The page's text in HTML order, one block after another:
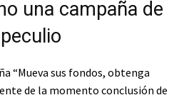
una campaña de
“Mueva sus fondos, obtenga
de la momento conclusión de